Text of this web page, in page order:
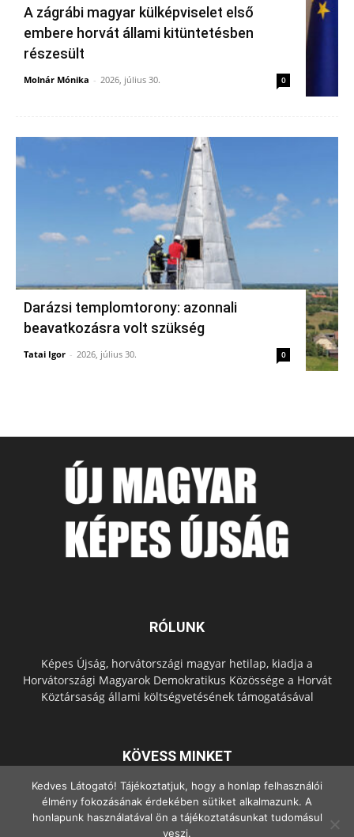
A zágrábi magyar külképviselet első
embere horvát állami kitüntetésben
részesült
Molnár Mónika - 2026, július 30. 0
Darázsi templomtorony: azonnali
beavatkozásra volt szükség
Tatai Igor - 2026, július 30. 0
RÓLUNK
Képes Újság, horvátországi magyar hetilap, kiadja a
Horvátországi Magyarok Demokratikus Közössége a Horvát
Köztársaság állami költségvetésének támogatásával
KÖVESS MINKET
Kedves Látogató! Tájékoztatjuk, hogy a honlap felhasználói
élmény fokozásának érdekében sütiket alkalmazunk. A
honlapunk használatával ön a tájékoztatásunkat tudomásul
veszi.